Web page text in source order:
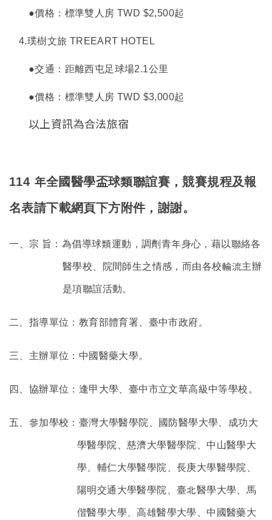
●價格：標準雙人房 TWD $2,500起
4.璞樹文旅 TREEART HOTEL
●交通：距離西屯足球場2.1公里
●價格：標準雙人房 TWD $3,000起
以上資訊為合法旅宿
114 年全國醫學盃球類聯誼賽，競賽規程及報
名表請下載網頁下方附件，謝謝。
一、宗 旨：為倡導球類運動，調劑青年身心，藉以聯絡各
醫學校、院間師生之情感，而由各校輪流主辦
是項聯誼活動。
二、指導單位：教育部體育署、臺中市政府。
三、主辦單位：中國醫藥大學。
四、協辦單位：逢甲大學、臺中市立文華高級中等學校。
五、參加學校：臺灣大學醫學院、國防醫學大學、成功大
學醫學院、慈濟大學醫學院、中山醫學大
學、輔仁大學醫學院、長庚大學醫學院、
陽明交通大學醫學院、臺北醫學大學、馬
偕醫學大學、高雄醫學大學、中國醫藥大